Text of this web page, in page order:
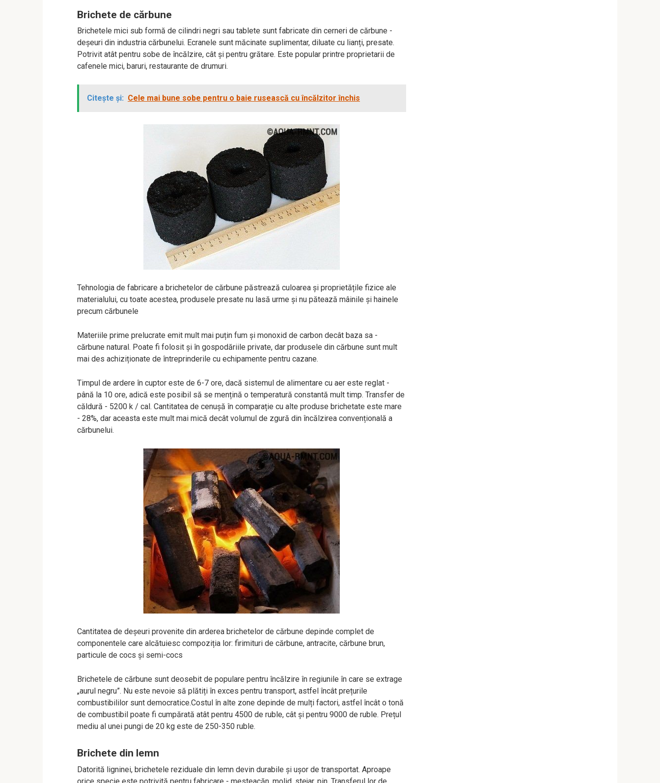
Brichete de cărbune
Brichetele mici sub formă de cilindri negri sau tablete sunt fabricate din cerneri de cărbune -
deșeuri din industria cărbunelui. Ecranele sunt măcinate suplimentar, diluate cu lianți, presate.
Potrivit atât pentru sobe de încălzire, cât și pentru grătare. Este popular printre proprietarii de
cafenele mici, baruri, restaurante de drumuri.
Citește și: Cele mai bune sobe pentru o baie rusească cu încălzitor închis
Tehnologia de fabricare a brichetelor de cărbune păstrează culoarea și proprietățile fizice ale
materialului, cu toate acestea, produsele presate nu lasă urme și nu pătează mâinile și hainele
precum cărbunele
Materiile prime prelucrate emit mult mai puțin fum și monoxid de carbon decât baza sa -
cărbune natural. Poate fi folosit și în gospodăriile private, dar produsele din cărbune sunt mult
mai des achiziționate de întreprinderile cu echipamente pentru cazane.
Timpul de ardere în cuptor este de 6-7 ore, dacă sistemul de alimentare cu aer este reglat -
până la 10 ore, adică este posibil să se mențină o temperatură constantă mult timp. Transfer de
căldură - 5200 k / cal. Cantitatea de cenușă în comparație cu alte produse brichetate este mare
- 28%, dar aceasta este mult mai mică decât volumul de zgură din încălzirea convențională a
cărbunelui.
Cantitatea de deșeuri provenite din arderea brichetelor de cărbune depinde complet de
componentele care alcătuiesc compoziția lor: firimituri de cărbune, antracite, cărbune brun,
particule de cocs și semi-cocs
Brichetele de cărbune sunt deosebit de populare pentru încălzire în regiunile în care se extrage
„aurul negru”. Nu este nevoie să plătiți în exces pentru transport, astfel încât prețurile
combustibililor sunt democratice.Costul în alte zone depinde de mulți factori, astfel încât o tonă
de combustibil poate fi cumpărată atât pentru 4500 de ruble, cât și pentru 9000 de ruble. Prețul
mediu al unei pungi de 20 kg este de 250-350 ruble.
Brichete din lemn
Datorită ligninei, brichetele reziduale din lemn devin durabile și ușor de transportat. Aproape